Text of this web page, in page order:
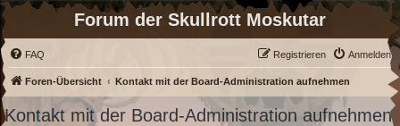
Forum der Skullrott Moskutar
FAQ Anmelden
Registrieren
Foren-Übersicht Kontakt mit der Board-Administration aufnehmen
Kontakt mit der Board-Administration aufnehmen